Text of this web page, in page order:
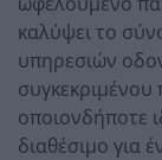
καλύψει το
υπηρεσιών
οποιονδήποτε
διαθέσιμο για